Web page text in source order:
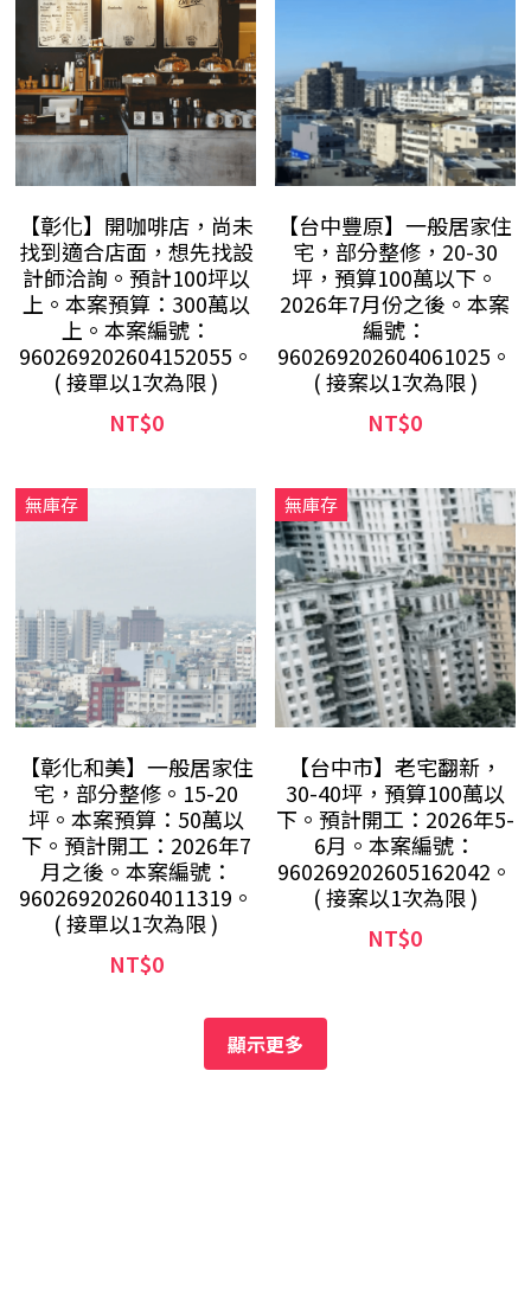
【彰化】開咖啡店，尚未
找到適合店面，想先找設
計師洽詢。預計100坪以
上。本案預算：300萬以
上。本案編號：
960269202604152055。
( 接單以1次為限 )
NT$0
【台中豐原】一般居家住
宅，部分整修，20-30
坪，預算100萬以下。
2026年7月份之後。本案
編號：
960269202604061025。
( 接案以1次為限 )
NT$0
無庫存
【彰化和美】一般居家住
宅，部分整修。15-20
坪。本案預算：50萬以
下。預計開工：2026年7
月之後。本案編號：
960269202604011319。
( 接單以1次為限 )
NT$0
無庫存
【台中市】老宅翻新，
30-40坪，預算100萬以
下。預計開工：2026年5-
6月。本案編號：
960269202605162042。
( 接案以1次為限 )
NT$0
顯示更多